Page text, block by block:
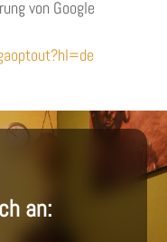
von Google
an: